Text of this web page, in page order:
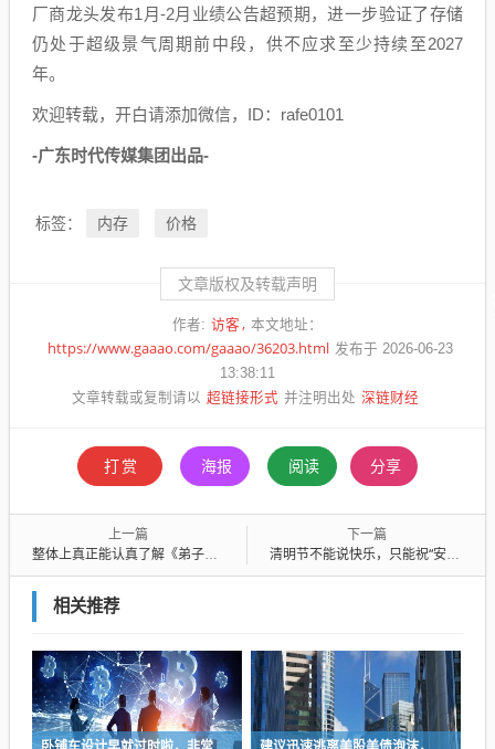
厂商龙头发布1月-2月业绩公告超预期，进一步验证了存储
仍处于超级景气周期前中段，供不应求至少持续至2027
年。
欢迎转载，开白请添加微信，ID：rafe0101
-广东时代传媒集团出品-
标签： 内存 价格
文章版权及转载声明
作者: 访客 本文地址：
https://www.gaaao.com/gaaao/36203.html 发布于 2026-06-23
13:38:11
文章转载或复制请以 超链接形式 并注明出处 深链财经
打赏 海报 阅读 分享
上一篇
整体上真正能认真了解《弟子规》的成年父母并不多，那些认为是糟粕的请逐字批驳吧
下一篇
清明节不能说快乐，只能祝“安康”？答案令人意外…
相关推荐